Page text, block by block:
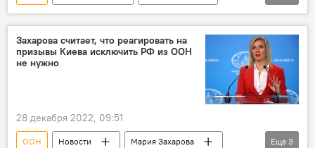
Глобальное потепление
Арктика
Захарова считает, что реагировать на
призывы Киева исключить РФ из ООН
не нужно
28 декабря 2022, 09:51
ООН Новости
Мария Захарова
Еще 3